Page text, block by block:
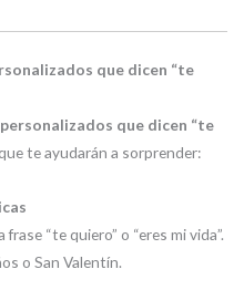
que dicen “te
que dicen “te
te ayudarán a sorprender:
“te quiero” o “eres mi vida”.
o San Valentín.